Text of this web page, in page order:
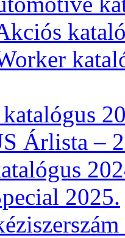
Árlista –
2025.